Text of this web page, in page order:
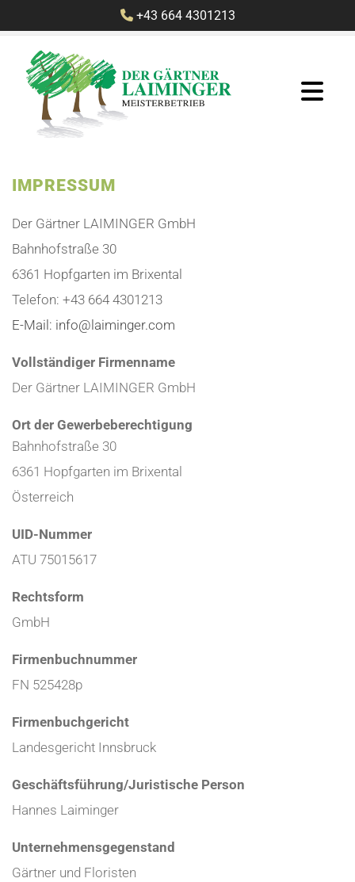
 +43 664 4301213
IMPRESSUM
Der Gärtner LAIMINGER GmbH
Bahnhofstraße 30
6361 Hopfgarten im Brixental
Telefon: +43 664 4301213
E-Mail: info@laiminger.com
Vollständiger Firmenname
Der Gärtner LAIMINGER GmbH
Ort der Gewerbeberechtigung
Bahnhofstraße 30
6361 Hopfgarten im Brixental
Österreich
UID-Nummer
ATU 75015617
Rechtsform
GmbH
Firmenbuchnummer
FN 525428p
Firmenbuchgericht
Landesgericht Innsbruck
Geschäftsführung/Juristische Person
Hannes Laiminger
Unternehmensgegenstand
Gärtner und Floristen